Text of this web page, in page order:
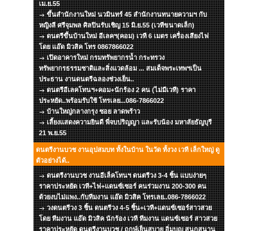
เม.ย.55
ขึ้นสำนักงานใหม่ นวมินทร์ 45 สำนักงานทนายความฯ กับ
หญิงลี ศรีจุมพล ศิลปินรับเชิญ 15 มิ.ย.55 (เวทีขนาดเล็ก)
ดนตรีขึ้นบ้านใหม่ อีเลคฯ(คอม) เวที 6 เมตร เครื่องเสียงไฟ
โดย แอ๊ด มิวสิค โทร 0867866022
เปิดอาคารใหม่ กรมทรัพยากรน้ำ กระทรวง
ทรัพยากรธรรมชาติและสิ่งแวดล้อม ... สมเด็จพระเทพฯเป็น
ประธาน งานดนตรีฉลองช่วงเย็น..
ดนตรีอีเลคโทนฯ+คอม+นักร้อง 2 คน (ไม่มีเวที) ราคา
ประหยัด..พร้อมรับใช้ โทรเลย...086-7866022
บ้านใหญ่กลางกรุง ซอย ลาดพร้าว
เลี้ยงแสดงความยินดี พี่จบปริญญา และรับน้อง มหาลัยธัญบุรี
21 พ.ย.55
ดนตรีงานบวช งานอุปสมบท ทั้งในบ้าน ในวัด ทั้งวง เวที เล็กใหญ่ ดู
ตัวอย่างได้..
ดนตรีงานบวช งานอีเล็คโทนฯ ดนตรีวง 3-4 ชิ้น แบบง่ายๆ
ราคาประหยัด เวที+ไฟ+แดนซ์เซอร์ คนร่วมงาน 200-300 คน
ด้วยงบไม่แพง..กับทีมงาน แอ๊ด มิวสิค โทรเลย..086-7866022
วงดนตรีวง 3 ชิ้น ดนตรีวง 4-5 ชิ้น+เวที+แดนซ์เซอร์สาวสวย
โดย ทีมงาน แอ๊ด มิวสิค นักร้อง เวที ทีมงาน แดนซ์เซอร์ สาวสวย
ราคาประหยัด ดนตรีงานบวช / ฤกษ์เย็นสบาย อิ่มบุญ สนุกสนาน